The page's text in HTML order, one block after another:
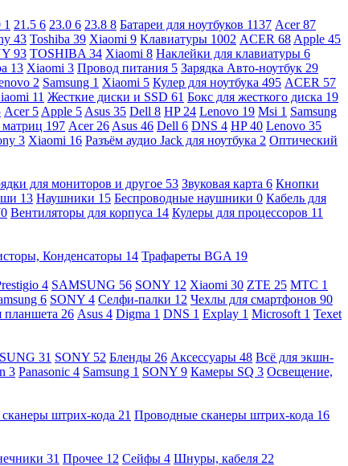
1 21.5 6 23.0 6 23.8 8 Батареи для ноутбуков 1137 Acer87
43 Toshiba 39 Xiaomi 9 Клавиатуры 1002 ACER 68 Apple 45
93 TOSHIBA 34 Xiaomi 8 Наклейки для клавиатуры 6
13 Xiaomi 3 Провод питания 5 Зарядка Авто-ноутбук 29
2 Samsung 1 Xiaomi 5 Кулер для ноутбука 495 ACER 57
11 Жесткие диски и SSD 61 Бокс для жесткого диска 19
Acer 5 Apple 5 Asus 35 Dell 8 HP 24 Lenovo 19 Msi 1 Samsung
197 Acer 26 Asus 46 Dell 6 DNS 4 HP40 Lenovo 35
3 Xiaomi 16 Разъём аудио Jack для ноутбука 2 Оптический
для мониторов и другое 53 Звуковая карта 6 Кнопки
13 Наушники 15 Беспроводные наушники 0 Кабель для
Вентиляторы для корпуса 14 Кулеры для процессоров 11
Конденсаторы 14 Трафареты BGA 19
4 SAMSUNG 56 SONY 12 Xiaomi 30 ZTE 25 МТС 1
6 SONY 4 Селфи-палки 12 Чехлы для смартфонов 90
планшета 26 Asus 4 Digma 1 DNS 1 Explay 1 Microsoft 1 Texet
31 SONY 52 Бленды 26 Аксессуары 48 Всё для экшн-
3 Panasonic 4 Samsung 1 SONY 9 Камеры SQ 3 Освещение,
штрих-кода 21 Проводные сканеры штрих-кода 16
31 Прочее 12 Сейфы 4 Шнуры, кабеля 22